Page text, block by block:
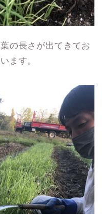
の長さが出てきてお
ます。